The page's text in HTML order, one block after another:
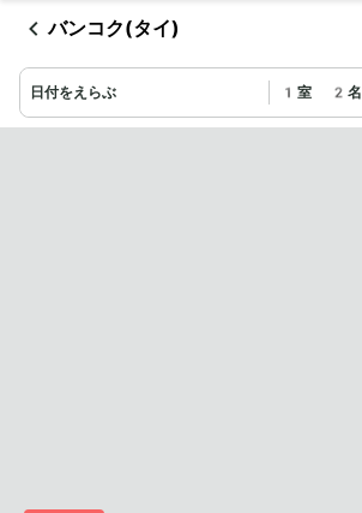
バンコク(タイ)
日付をえらぶ 1室 2名